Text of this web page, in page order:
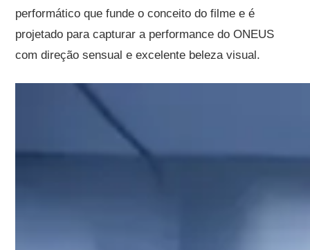
performático que funde o conceito do filme e é
projetado para capturar a performance do ONEUS
com direção sensual e excelente beleza visual.